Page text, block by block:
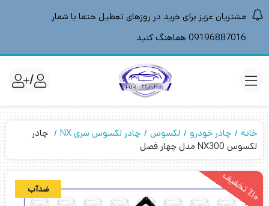
مشتریان عزیز برای خرید در روزهای تعطیل حتما با شمار
09196887016 هماهنگ کنید
/
خانه چادر خودرو لکسوس چادر لکسوس سری NX
چادر
لکسوس NX300 مدل چهار فصل
٪
1
0
ت
خ
ف
ی
ف ضدآب